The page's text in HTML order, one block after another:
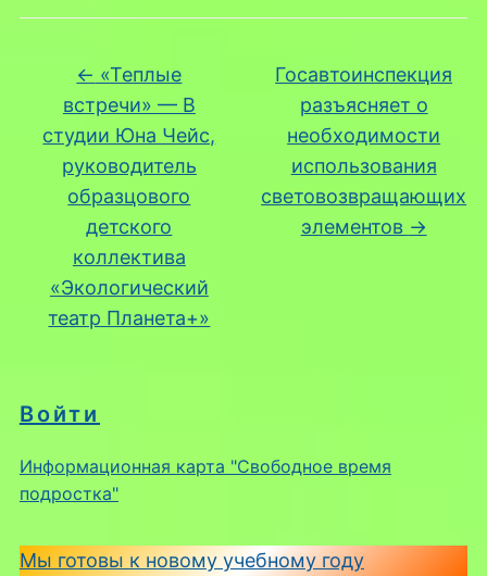
Войти
Информационная карта "Свободное время
подростка"
Мы готовы к новому учебному году
← «Теплые
встречи» — В
студии Юна Чейс,
руководитель
образцового
детского
коллектива
«Экологический
театр Планета+»
Госавтоинспекция
разъясняет о
необходимости
использования
световозвращающих
элементов →